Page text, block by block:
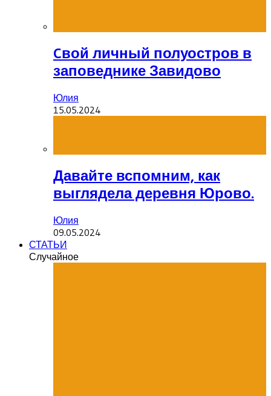
Cвой личный полуостров в
заповеднике Завидово
Юлия
15.05.2024
Давайте вспомним, как
выглядела деревня Юрово.
Юлия
09.05.2024
СТАТЬИ
Случайное